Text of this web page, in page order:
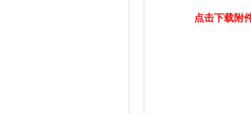
点击下载附